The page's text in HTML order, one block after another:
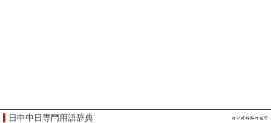
日中中日専門用語辞典